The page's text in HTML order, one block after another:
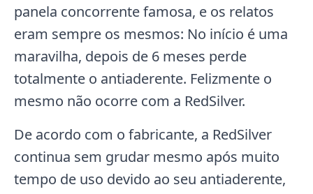
panela concorrente famosa, e os relatos
eram sempre os mesmos: No início é uma
maravilha, depois de 6 meses perde
totalmente o antiaderente. Felizmente o
mesmo não ocorre com a RedSilver.
De acordo com o fabricante, a RedSilver
continua sem grudar mesmo após muito
tempo de uso devido ao seu antiaderente,